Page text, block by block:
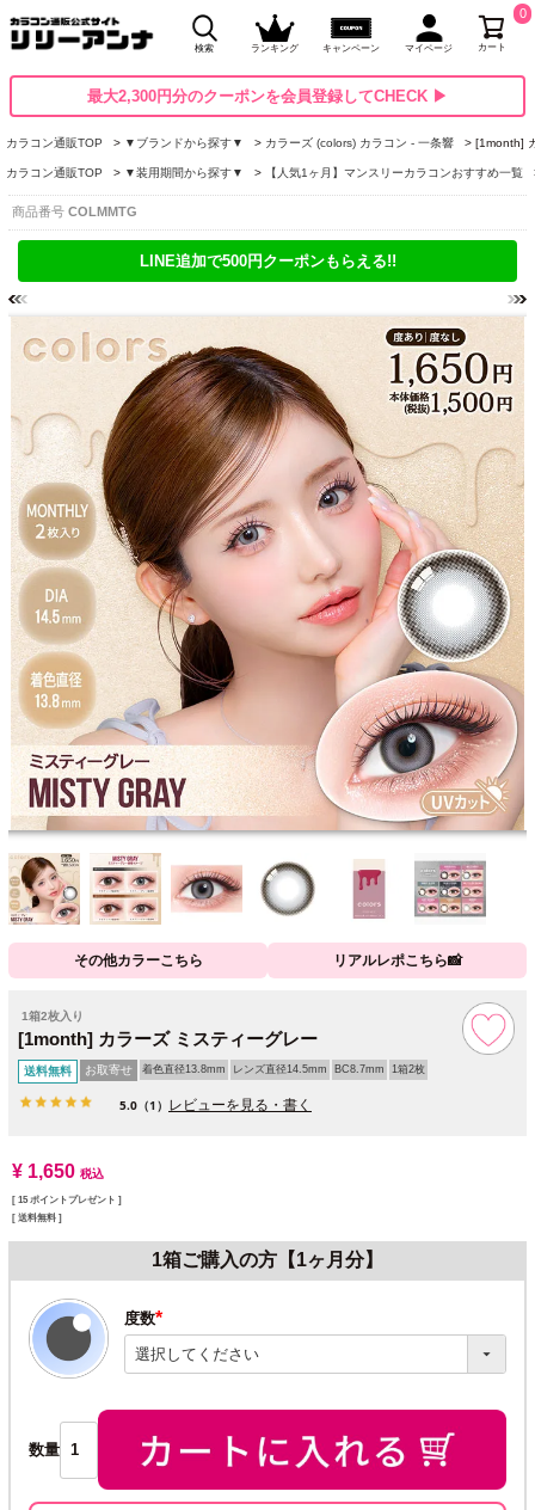
検索 ランキング キャンペーン マイページ カート
0
最大2,300円分のクーポンを会員登録してCHECK ▶
カラコン通販TOP ▼ブランドから探す▼ カラーズ (colors) カラコン - 一条響 [1month]
カラコン通販TOP ▼装用期間から探す▼ 【人気1ヶ月】マンスリーカラコンおすすめ一覧
商品番号 COLMMTG
LINE追加で500円クーポンもらえる!!
その他カラーこちら リアルレポこちら📸
1箱2枚入り
[1month] カラーズ ミスティーグレー
送料無料 お取寄せ 着色直径13.8mm レンズ直径14.5mm BC8.7mm 1箱2枚
5.0 （1） レビューを見る・書く
¥ 1,650 税込
[ 15 ポイントプレゼント ]
送料無料
1箱ご購入の方【1ヶ月分】
度数
(必
須)
数量